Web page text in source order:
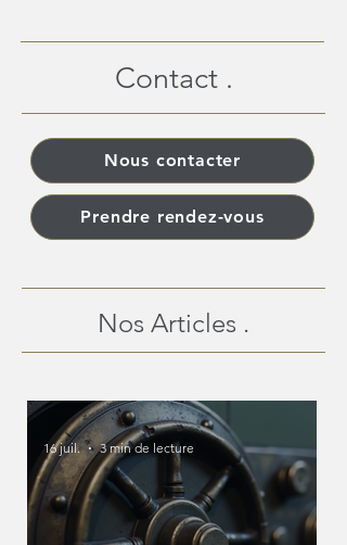
Contact .
Nous contacter
Prendre rendez-vous
Nos Articles .
16 juil. 3 min de lecture